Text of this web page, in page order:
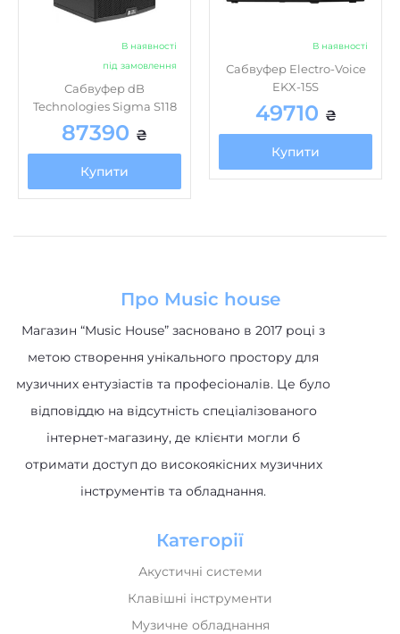
В наявності
під замовлення
Сабвуфер dB
Technologies Sigma S118
87390 ₴
Купити
В наявності
Сабвуфер Electro-Voice
EKX-15S
49710 ₴
Купити
Про Music house
Магазин “Music House” засновано в 2017 році з
метою створення унікального простору для
музичних ентузіастів та професіоналів. Це було
відповіддю на відсутність спеціалізованого
інтернет-магазину, де клієнти могли б
отримати доступ до високоякісних музичних
інструментів та обладнання.
Категорії
Акустичні системи
Клавішні інструменти
Музичне обладнання